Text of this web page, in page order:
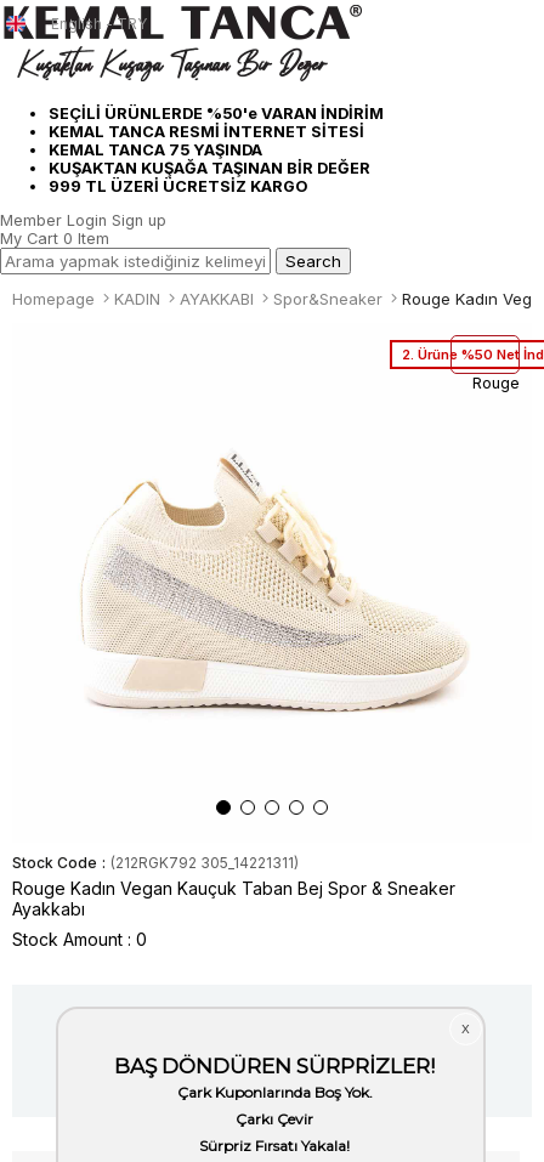
SEÇİLİ ÜRÜNLERDE %50'e VARAN İNDİRİM
KEMAL TANCA RESMİ İNTERNET SİTESİ
KEMAL TANCA 75 YAŞINDA
KUŞAKTAN KUŞAĞA TAŞINAN BİR DEĞER
999 TL ÜZERİ ÜCRETSİZ KARGO
English - TRY
Member Login Sign up
My Cart 0 Item
Homepage KADIN AYAKKABI Spor&Sneaker
2. Ürüne %50 Net
Rouge
Stock Code (212RGK792 305_14221311)
Rouge Kadın Vegan Kauçuk Taban Bej Spor & Sneaker
Ayakkabı
Stock Amount : 0